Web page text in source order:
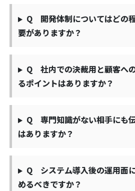
Q 開発体制についてはどの
要がありますか？
Q 社内での決裁用と顧客へ
るポイントはありますか？
Q 専門知識がない相手にも
はありますか？
Q システム導入後の運用面
めるべきですか？